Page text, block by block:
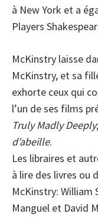
à New York et a
Players
McKinstry laisse
McKinstry, et sa
exhorte ceux qui
l’un de ses films
Truly Madly Deeply;
d’abeille.
Les libraires et
à lire des livres ou
McKinstry: William
Manguel et David